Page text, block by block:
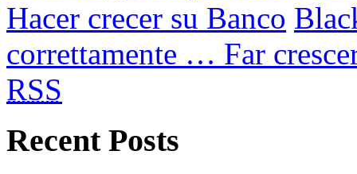
Hacer crecer su Banco
correttamente … Far
RSS
Recent Posts